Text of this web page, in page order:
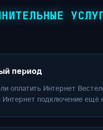
период
оплатить Интернет
Интернет подключение ещё